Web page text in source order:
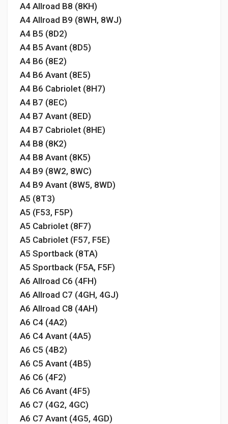
A4 Allroad B8 (8KH)
A4 Allroad B9 (8WH, 8WJ)
A4 B5 (8D2)
A4 B5 Avant (8D5)
A4 B6 (8E2)
A4 B6 Avant (8E5)
A4 B6 Cabriolet (8H7)
A4 B7 (8EC)
A4 B7 Avant (8ED)
A4 B7 Cabriolet (8HE)
A4 B8 (8K2)
A4 B8 Avant (8K5)
A4 B9 (8W2, 8WC)
A4 B9 Avant (8W5, 8WD)
A5 (8T3)
A5 (F53, F5P)
A5 Cabriolet (8F7)
A5 Cabriolet (F57, F5E)
A5 Sportback (8TA)
A5 Sportback (F5A, F5F)
A6 Allroad C6 (4FH)
A6 Allroad C7 (4GH, 4GJ)
A6 Allroad C8 (4AH)
A6 C4 (4A2)
A6 C4 Avant (4A5)
A6 C5 (4B2)
A6 C5 Avant (4B5)
A6 C6 (4F2)
A6 C6 Avant (4F5)
A6 C7 (4G2, 4GC)
A6 C7 Avant (4G5, 4GD)